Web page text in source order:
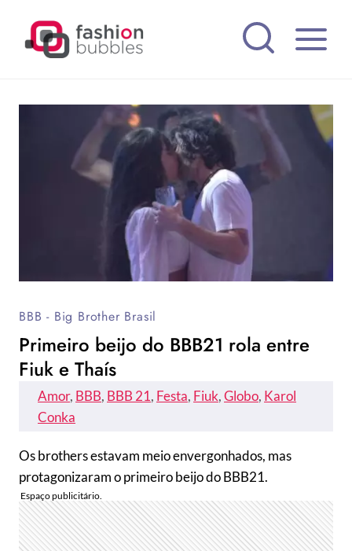
BBB - Big Brother Brasil
Primeiro beijo do BBB21 rola entre
Fiuk e Thaís
Amor, BBB, BBB 21, Festa, Fiuk, Globo, Karol
Conka
Os brothers estavam meio envergonhados, mas
protagonizaram o primeiro beijo do BBB21.